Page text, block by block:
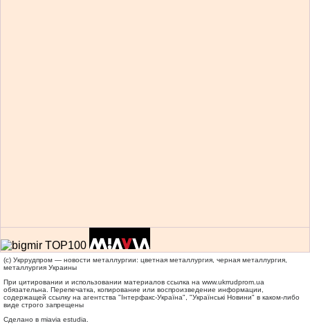
(c) Укррудпром — новости металлургии: цветная металлургия, черная металлургия,
металлургия Украины
При цитировании и использовании материалов ссылка на www.ukrrudprom.ua
обязательна. Перепечатка, копирование или воспроизведение информации,
содержащей ссылку на агентства "Iнтерфакс-Україна", "Українськi Новини" в каком-либо
виде строго запрещены
Сделано в miavia estudia.